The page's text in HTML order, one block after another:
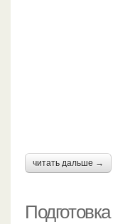
читать дальше →